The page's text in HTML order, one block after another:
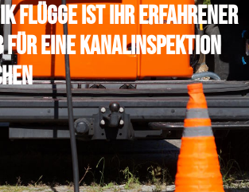
Flügge ist Ihr erfahrener
für eine Kanalinspektion